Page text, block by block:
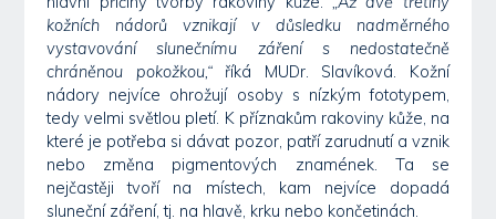
kožních nádorů vznikají v důsledku nadměrného
vystavování slunečnímu záření s nedostatečně
chráněnou pokožkou,“říká MUDr. Slavíková. Kožní
nádory nejvíce ohrožují osoby s nízkým fototypem,
tedy velmi světlou pletí. K příznakům rakoviny kůže, na
které je potřeba si dávat pozor, patří zarudnutí a vznik
nebo změna pigmentových znamének. Ta se
nejčastěji tvoří na místech, kam nejvíce dopadá
sluneční záření, tj. na hlavě, krku nebo končetinách.